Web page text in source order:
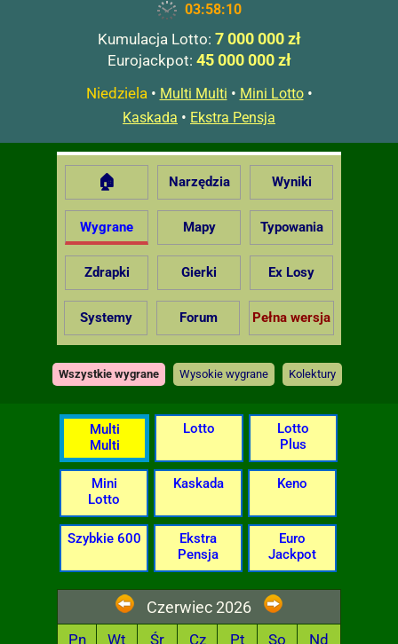
03:58:11
Kumulacja Lotto: 7 000 000 zł
Eurojackpot: 45 000 000 zł
Niedziela• Multi Multi • Mini Lotto•
Kaskada • Ekstra Pensja
🏠 Narzędzia Wyniki
Wygrane Mapy Typowania
Zdrapki Gierki Ex Losy
Systemy Forum Pełna wersja
Wszystkie wygrane Wysokie wygrane Kolektury
Multi
Multi
Lotto
Lotto
Plus
Mini
Lotto
Kaskada Keno
Szybkie 600
Ekstra
Pensja
Euro
Jackpot
Czerwiec 2026
Pn Wt Śr Cz Pt So Nd